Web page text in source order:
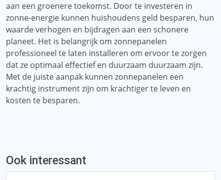
aan een groenere toekomst. Door te investeren in
zonne-energie kunnen huishoudens geld besparen, hun
waarde verhogen en bijdragen aan een schonere
planeet. Het is belangrijk om zonnepanelen
professioneel te laten installeren om ervoor te zorgen
dat ze optimaal effectief en duurzaam duurzaam zijn.
Met de juiste aanpak kunnen zonnepanelen een
krachtig instrument zijn om krachtiger te leven en
kosten te besparen.
Ook interessant